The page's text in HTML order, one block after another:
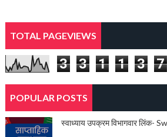
TOTAL PAGEVIEWS
3 3 1 1 3 7
POPULAR POSTS
स्वाध्याय उपक्रम विभागवार लिंक-